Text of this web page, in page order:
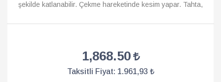
şekilde katlanabilir. Çekme hareketinde kesim yapar. Tahta,
1,868.50
Taksitli Fiyat: 1.961,93 ₺